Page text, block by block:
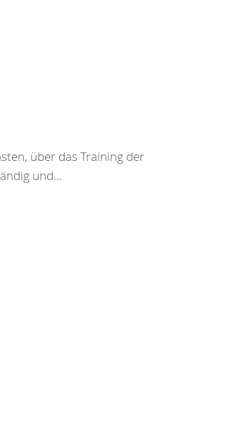
über das Training der
und...